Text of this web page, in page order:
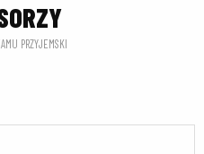
PRZYJEMSKI